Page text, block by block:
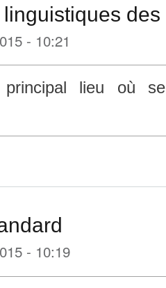
- 10:21
principal lieu où
- 10:19